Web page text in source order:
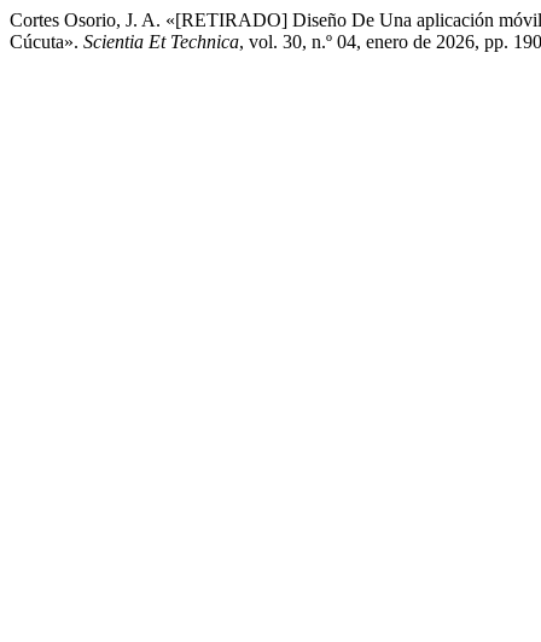
Cortes Osorio, J. A. «[RETIRADO] Diseño De Una aplicación
Cúcuta». Scientia Et Technica, vol. 30, n.º 04, enero de 2026, pp.